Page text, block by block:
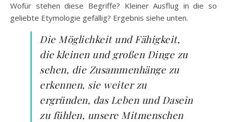
Wofür stehen diese Begriffe? Kleiner Ausflug in die so
geliebte Etymologie gefällig? Ergebnis siehe unten.
Die Möglichkeit und Fähigkeit,
die kleinen und großen Dinge zu
sehen, die Zusammenhänge zu
erkennen, sie weiter zu
ergründen, das Leben und Dasein
zu fühlen, unsere Mitmenschen